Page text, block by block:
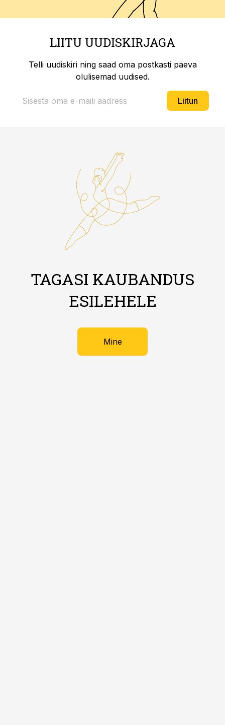
LIITU UUDISKIRJAGA
Telli uudiskiri ning saad oma postkasti päeva
olulisemad uudised.
Liitun
TAGASI KAUBANDUS
ESILEHELE
Mine